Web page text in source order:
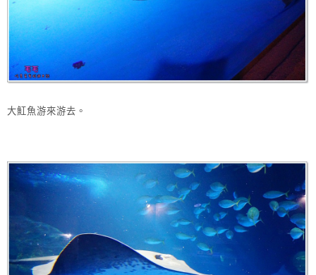
大魟魚游來游去。